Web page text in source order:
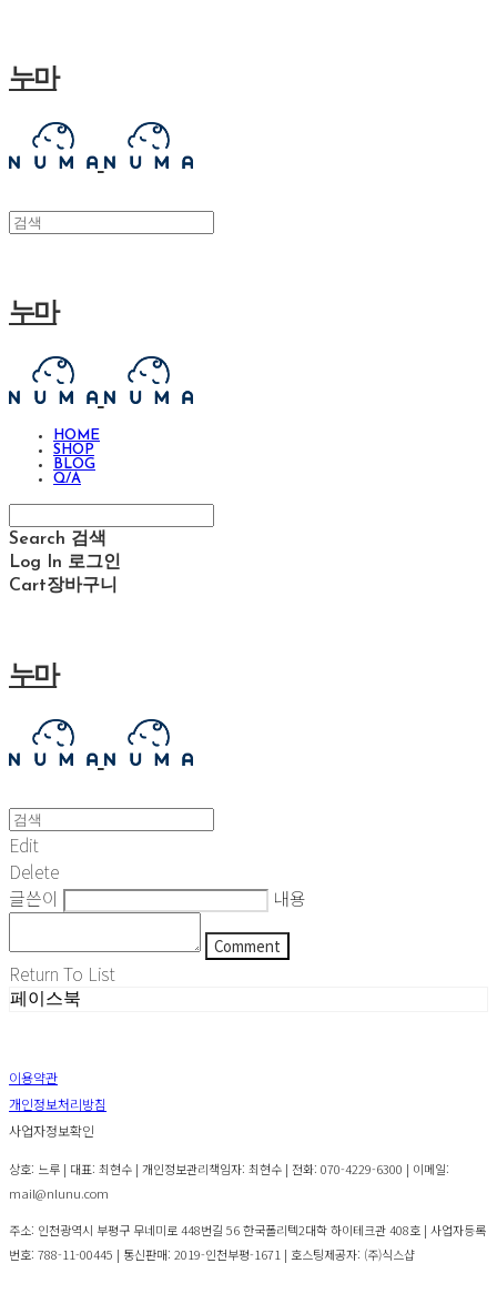
누마
누마
HOME
SHOP
BLOG
Q/A
Search 검색
Log In 로그인
Cart장바구니
누마
Edit
Delete
글쓴이
내용
Comment
Return To List
페이스북
이용약관
개인정보처리방침
사업자정보확인
상호: 느루 | 대표: 최현수 | 개인정보관리책임자: 최현수 | 전화: 070-4229-6300 | 이메일:
mail@nlunu.com
주소: 인천광역시 부평구 무네미로 448번길 56 한국폴리텍2대학 하이테크관 408호 | 사업자등록
번호: 788-11-00445 | 통신판매: 2019-인천부평-1671 | 호스팅제공자: (주)식스샵